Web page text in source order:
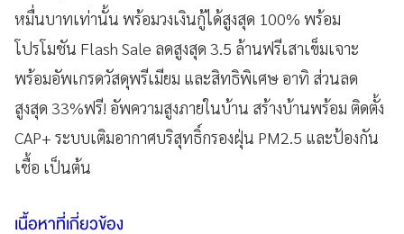
หมื่นบาทเท่านั้น พร้อมวงเงินกู้ได้สูงสุด 100% พร้อม
โปรโมชัน Flash Sale ลดสูงสุด 3.5 ล้านฟรีเสาเข็มเจาะ
พร้อมอัพเกรดวัสดุพรีเมียม และสิทธิพิเศษ อาทิ ส่วนลด
สูงสุด 33%ฟรี! อัพความสูงภายในบ้าน สร้างบ้านพร้อม ติดตั้ง
CAP+ ระบบเติมอากาศบริสุทธิ์กรองฝุ่น PM2.5 และป้องกัน
เชื้อ เป็นต้น
เนื้อหาที่เกี่ยวข้อง